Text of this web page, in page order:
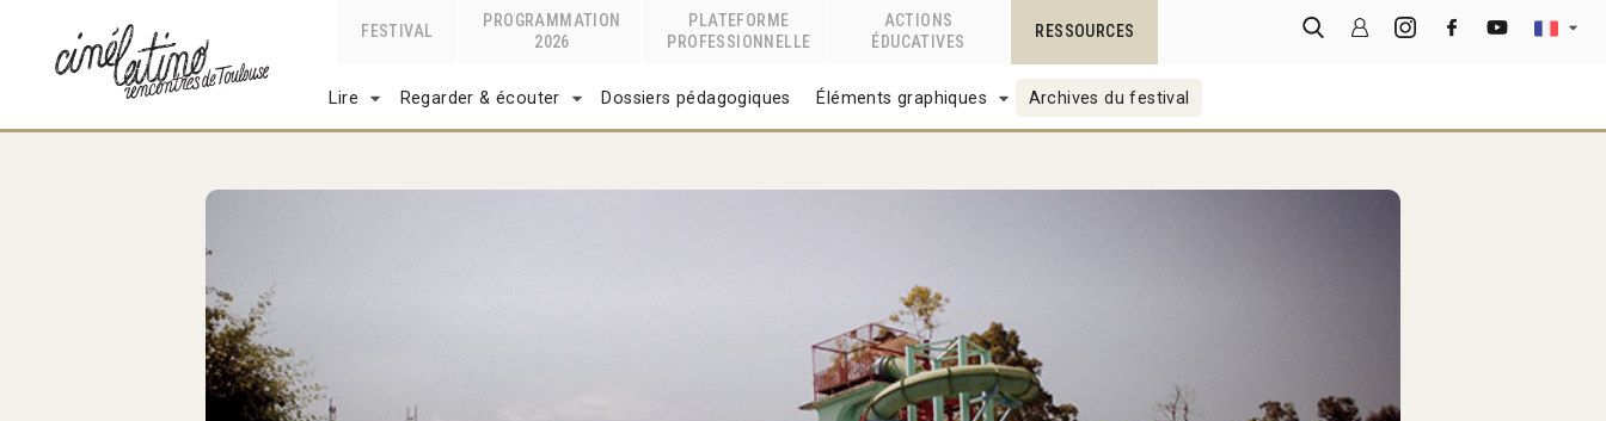
FESTIVAL
PROGRAMMATION
2026
PLATEFORME
PROFESSIONNELLE
ACTIONS
ÉDUCATIVES
RESSOURCES
Lire Regarder & écouter Dossiers pédagogiques Éléments graphiques Archives du festival